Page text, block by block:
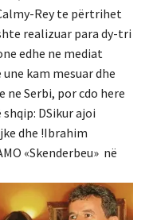
Rey te përtrihet
realizuar para dy-tri
edhe ne mediat
kam mesuar dhe
Serbi, por cdo here
DSikur ajoi
dhe !Ibrahim
«Skenderbeu» në